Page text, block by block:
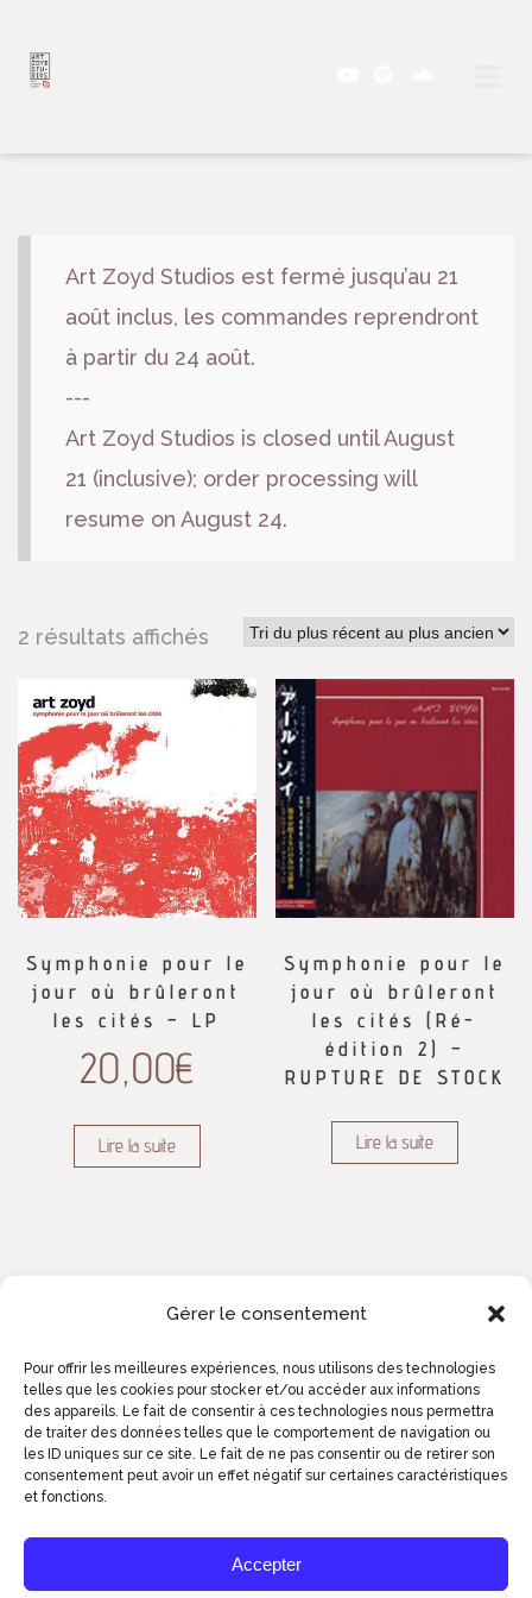
Gérer le consentement
Pour offrir les meilleures expériences, nous utilisons des technologies
telles que les cookies pour stocker et/ou accéder aux informations
des appareils. Le fait de consentir à ces technologies nous permettra
de traiter des données telles que le comportement de navigation ou
les ID uniques sur ce site. Le fait de ne pas consentir ou de retirer son
consentement peut avoir un effet négatif sur certaines caractéristiques
et fonctions.
Accepter
Art Zoyd Studios est fermé jusqu’au 21
août inclus, les commandes reprendront
à partir du 24 août.
---
Art Zoyd Studios is closed until August
21 (inclusive); order processing will
resume on August 24.
2 résultats affichés
Symphonie pour le
jour où brûleront
les cités – LP
20,00€
Lire la suite
Symphonie pour le
jour où brûleront
les cités (Ré-
édition 2) –
RUPTURE DE STOCK
Lire la suite
2023© ART ZOYD STUDIOS - COMM' DE
BIEN ENTENDU